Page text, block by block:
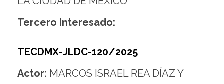
Tercero Interesado:
TECDMX-JLDC-120/2025
Actor: MARCOS ISRAEL REA DÍAZ Y